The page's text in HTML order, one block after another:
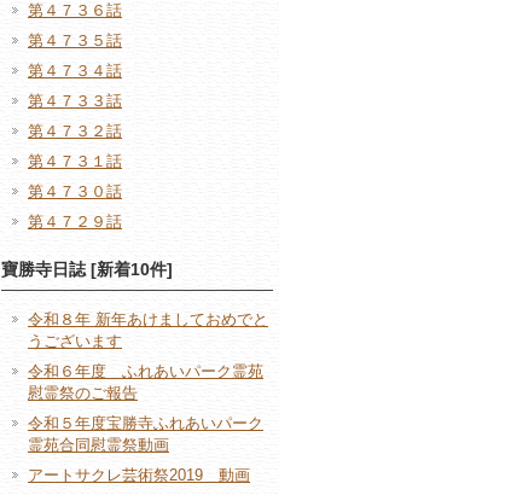
第４７３６話
第４７３５話
第４７３４話
第４７３３話
第４７３２話
第４７３１話
第４７３０話
第４７２９話
寶勝寺日誌 [新着10件]
令和８年 新年あけましておめでと
うございます
令和６年度 ふれあいパーク霊苑
慰霊祭のご報告
令和５年度宝勝寺ふれあいパーク
霊苑合同慰霊祭動画
アートサクレ芸術祭2019 動画